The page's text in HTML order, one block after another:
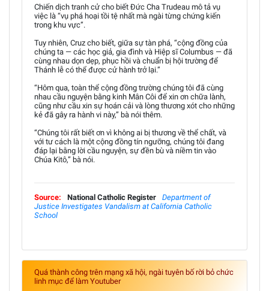
Chiến dịch tranh cử cho biết Đức Cha Trudeau mô tả vụ
việc là “vụ phá hoại tồi tệ nhất mà ngài từng chứng kiến
trong khu vực”.
Tuy nhiên, Cruz cho biết, giữa sự tàn phá, “cộng đồng của
chúng ta — các học giả, gia đình và Hiệp sĩ Columbus — đã
cùng nhau dọn dẹp, phục hồi và chuẩn bị hội trường để
Thánh lễ có thể được cử hành trở lại.”
“Hôm qua, toàn thể cộng đồng trường chúng tôi đã cùng
nhau cầu nguyện bằng kinh Mân Côi để xin ơn chữa lành,
cũng như cầu xin sự hoán cải và lòng thương xót cho những
kẻ đã gây ra hành vi này,” bà nói thêm.
“Chúng tôi rất biết ơn vì không ai bị thương về thể chất, và
với tư cách là một cộng đồng tín ngưỡng, chúng tôi đang
đáp lại bằng lời cầu nguyện, sự đền bù và niềm tin vào
Chúa Kitô,” bà nói.
Source: National Catholic Register
Department of
Justice Investigates Vandalism at California Catholic
School
Quá thành công trên mạng xã hội, ngài tuyên bố rời bỏ chức
linh mục để làm Youtuber